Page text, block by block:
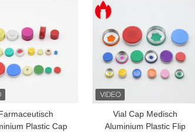
Plastic Cap
PRIJS
Vial Cap Medisch
Aluminium Plastic Flip
BESTE PRIJS